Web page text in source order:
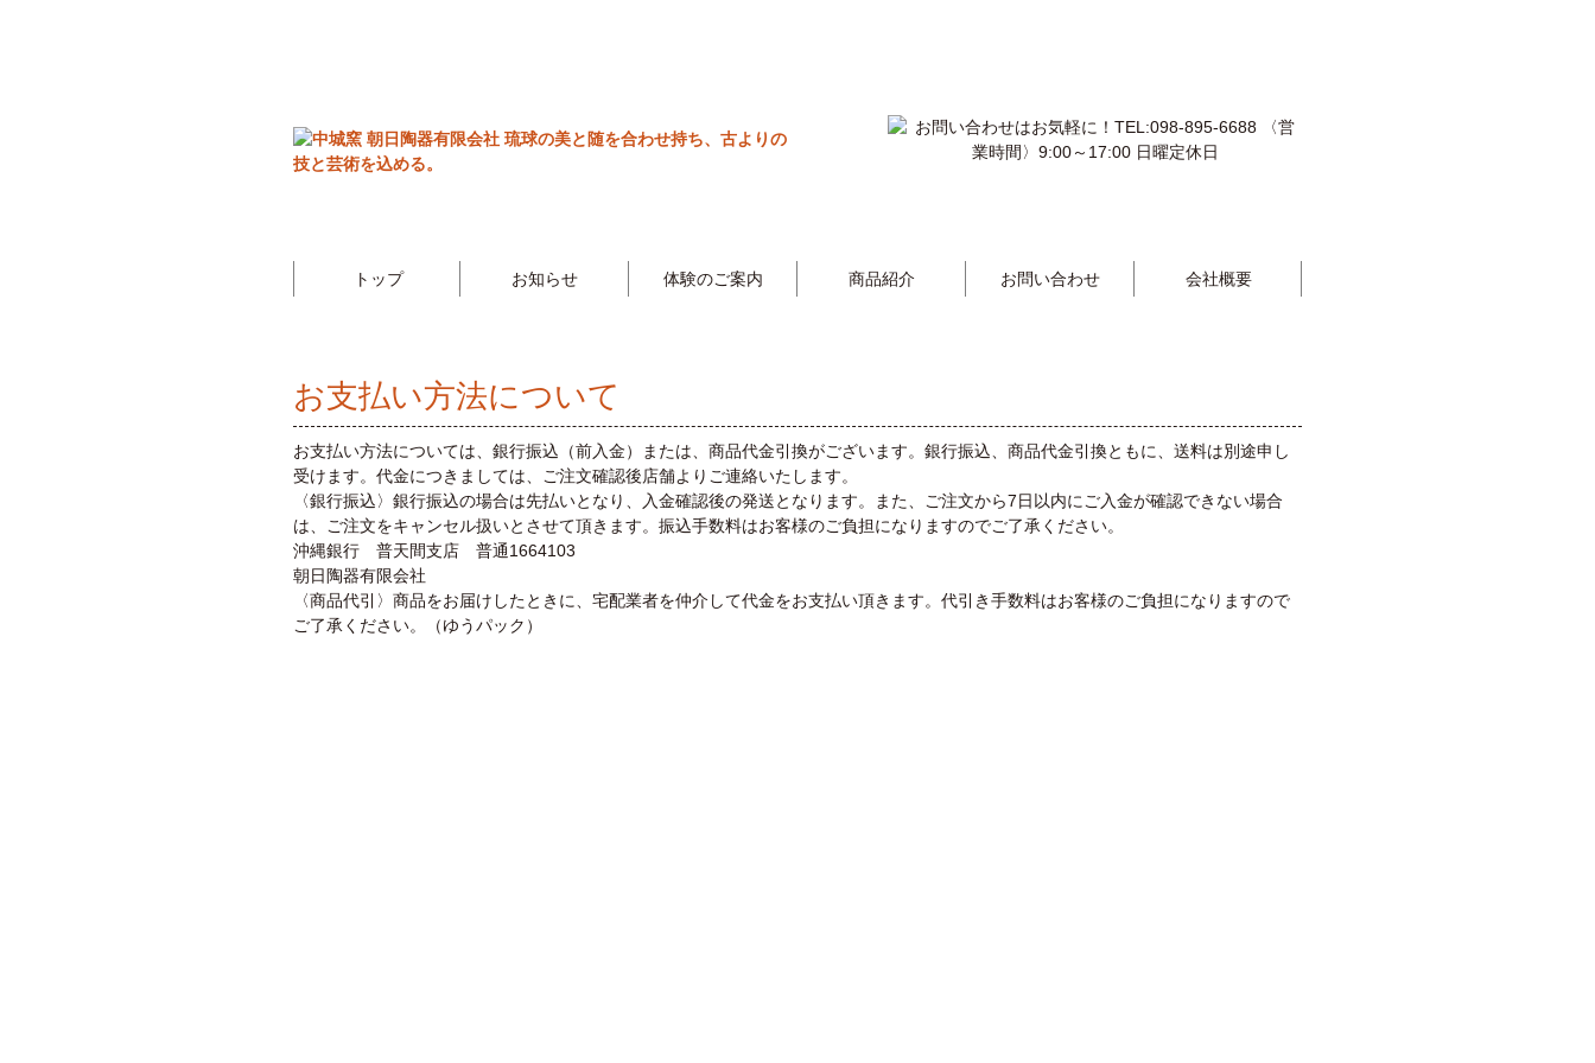
トップ お知らせ 体験のご案内 商品紹介 お問い合わせ 会社概要
お支払い方法について
お支払い方法については、銀行振込（前入金）または、商品代金引換がございます。銀行振込、商品代金引換ともに、送料は別途申し
受けます。代金につきましては、ご注文確認後店舗よりご連絡いたします。
〈銀行振込〉銀行振込の場合は先払いとなり、入金確認後の発送となります。また、ご注文から7日以内にご入金が確認できない場合
は、ご注文をキャンセル扱いとさせて頂きます。振込手数料はお客様のご負担になりますのでご了承ください。
沖縄銀行 普天間支店 普通1664103
朝日陶器有限会社
〈商品代引〉商品をお届けしたときに、宅配業者を仲介して代金をお支払い頂きます。代引き手数料はお客様のご負担になりますので
ご了承ください。（ゆうパック）